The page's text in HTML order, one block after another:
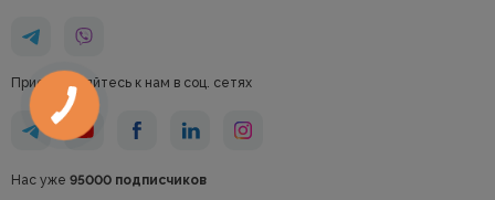
Присоединяйтесь к нам в соц. сетях
Нас уже 95000 подписчиков